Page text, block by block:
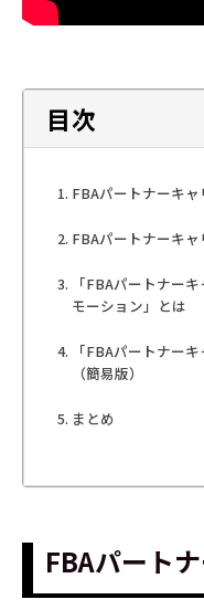
目次
FBAパートナーキャ
FBAパートナーキ
「FBAパートナー
モーション」とは
「FBAパートナー
（簡易版）
まとめ
FBAパート